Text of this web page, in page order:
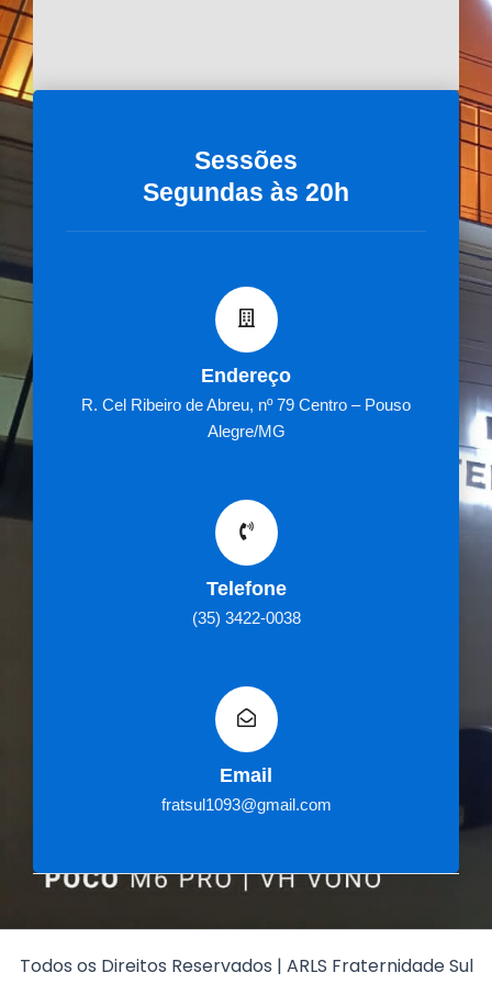
Sessões
Segundas às 20h
Endereço
R. Cel Ribeiro de Abreu, nº 79 Centro – Pouso
Alegre/MG
Telefone
(35) 3422-0038
Email
fratsul1093@gmail.com
Todos os Direitos Reservados | ARLS Fraternidade Sul